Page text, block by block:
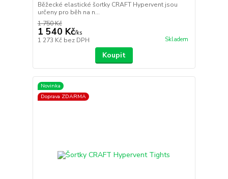
Běžecké elastické šortky CRAFT Hypervent jsou
určeny pro běh na n...
1 750 Kč
1 540 Kč/ks
1 273 Kč bez DPH Skladem
Koupit
Novinka
Doprava ZDARMA